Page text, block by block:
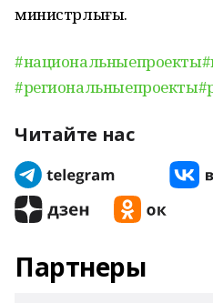
министрлығы.
#национальныепроекты
#региональныепроекты
Читайте нас
Партнеры